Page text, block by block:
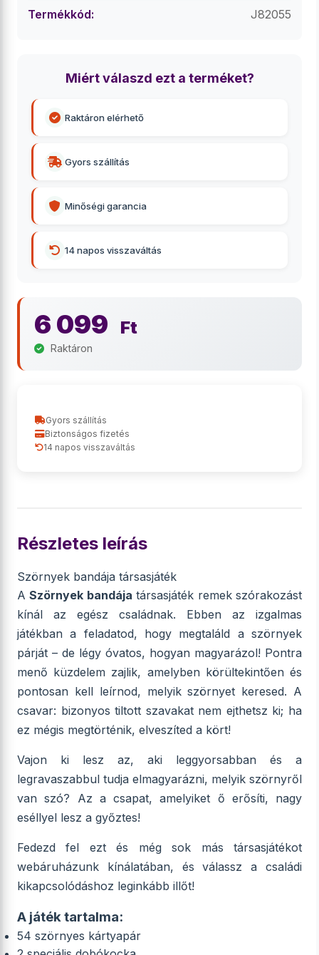
Termékkód: J82055
Miért válaszd ezt a terméket?
Raktáron elérhető
Gyors szállítás
Minőségi garancia
14 napos visszaváltás
6 099 Ft
Raktáron
Gyors szállítás
Biztonságos fizetés
14 napos visszaváltás
Részletes leírás
Szörnyek bandája társasjáték
ASzörnyek bandája társasjáték remek szórakozást
kínál az egész családnak. Ebben az izgalmas
játékban a feladatod, hogy megtaláld a szörnyek
párját – de légy óvatos, hogyan magyarázol! Pontra
menő küzdelem zajlik, amelyben körültekintően és
pontosan kell leírnod, melyik szörnyet keresed. A
csavar: bizonyos tiltott szavakat nem ejthetsz ki; ha
ez mégis megtörténik, elveszíted a kört!
Vajon ki lesz az, aki leggyorsabban és a
legravaszabbul tudja elmagyarázni, melyik szörnyről
van szó? Az a csapat, amelyiket ő erősíti, nagy
eséllyel lesz a győztes!
Fedezd fel ezt és még sok más társasjátékot
webáruházunk kínálatában, és válassz a családi
kikapcsolódáshoz leginkább illőt!
A játék tartalma:
54 szörnyes kártyapár